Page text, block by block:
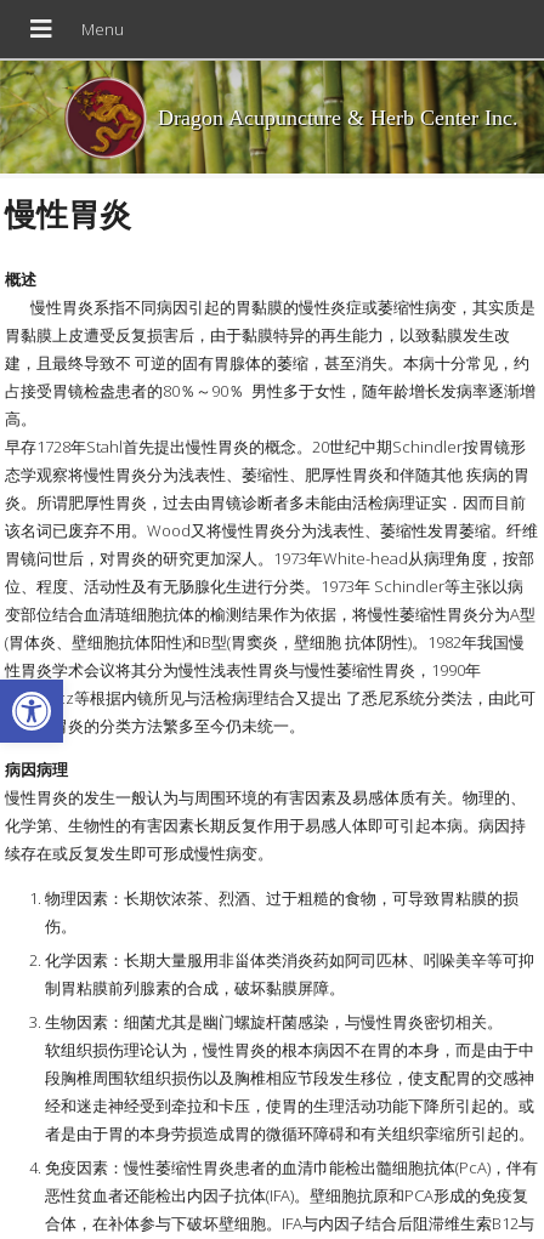
Open toolbar
Dragon Acupuncture & Herb Center Inc.
慢性胃炎
概述
慢性胃炎系指不同病因引起的胃黏膜的慢性炎症或萎缩性病变，其实质是
胃黏膜上皮遭受反复损害后，由于黏膜特异的再生能力，以致黏膜发生改
建，且最终导致不 可逆的固有胃腺体的萎缩，甚至消失。本病十分常见，约
占接受胃镜检盎患者的80％～90％ 男性多于女性，随年龄增长发病率逐渐增
高。
早存1728年Stahl首先提出慢性胃炎的概念。20世纪中期Schindler按胃镜形
态学观察将慢性胃炎分为浅表性、萎缩性、肥厚性胃炎和伴随其他 疾病的胃
炎。所谓肥厚性胃炎，过去由胃镜诊断者多未能由活检病理证实．因而目前
该名词已废弃不用。Wood又将慢性胃炎分为浅表性、萎缩性发胃萎缩。纤维
胃镜问世后，对胃炎的研究更加深人。1973年White-head从病理角度，按部
位、程度、活动性及有无肠腺化生进行分类。1973年 Schindler等主张以病
变部位结合血清琏细胞抗体的榆测结果作为依据，将慢性萎缩性胃炎分为A型
(胃体炎、壁细胞抗体阳性)和B型(胃窦炎，壁细胞 抗体阴性)。1982年我国慢
性胃炎学术会议将其分为慢性浅表性胃炎与慢性萎缩性胃炎，1990年
Misiewicz等根据内镜所见与活检病理结合又提出 了悉尼系统分类法，由此可
见慢性胃炎的分类方法繁多至今仍未统一。
病因病理
慢性胃炎的发生一般认为与周围环境的有害因素及易感体质有关。物理的、
化学第、生物性的有害因素长期反复作用于易感人体即可引起本病。病因持
续存在或反复发生即可形成慢性病变。
物理因素：长期饮浓茶、烈酒、过于粗糙的食物，可导致胃粘膜的损
伤。
化学因素：长期大量服用非甾体类消炎药如阿司匹林、吲哚美辛等可抑
制胃粘膜前列腺素的合成，破坏黏膜屏障。
生物因素：细菌尤其是幽门螺旋杆菌感染，与慢性胃炎密切相关。
软组织损伤理论认为，慢性胃炎的根本病因不在胃的本身，而是由于中
段胸椎周围软组织损伤以及胸椎相应节段发生移位，使支配胃的交感神
经和迷走神经受到牵拉和卡压，使胃的生理活动功能下降所引起的。或
者是由于胃的本身劳损造成胃的微循环障碍和有关组织挛缩所引起的。
免疫因素：慢性萎缩性胃炎患者的血清巾能检出髓细胞抗体(PcA)，伴有
恶性贫血者还能检出内因子抗体(IFA)。壁细胞抗原和PCA形成的免疫复
合体，在补体参与下破坏壁细胞。IFA与内因子结合后阻滞维生索B12与